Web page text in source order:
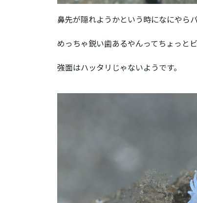
鼻先が隠れようかという時になにやら
めっちゃ鋭い歯あるやんってちょっと
強面はハッタリじゃないようです。